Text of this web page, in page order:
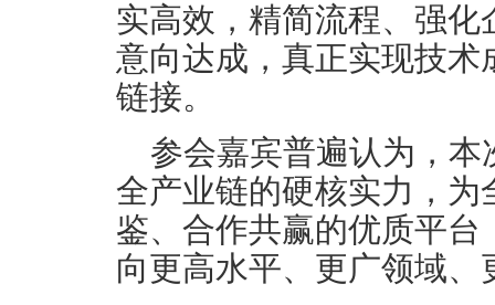
实高效，精简流程、强
意向达成，真正实现技
链接。
参会嘉宾普遍认为，
全产业链的硬核实力，
鉴、合作共赢的优质平
向更高水平、更广领域、